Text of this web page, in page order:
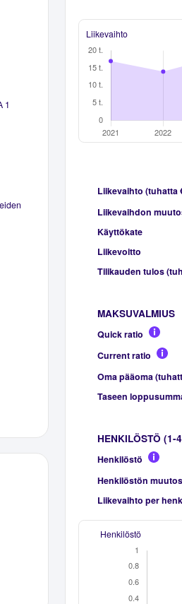
1
Liikevaihto
Liikevaihto (tuhatta
Liikevaihdon
Käyttökate
Liikevoitto
Tilikauden tulos
MAKSUVALMIUS
Quick ratio
Current ratio
Oma pääoma
Taseen
HENKILÖSTÖ (1-
Henkilöstö
Henkilöstön muutos
Liikevaihto per
Henkilöstö